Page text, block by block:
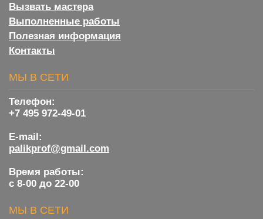
Вызвать мастера
Выполненные работы
Полезная информация
Контакты
МЫ В СЕТИ
МЫ В СЕТИ
Телефон:
+7 495 972-49-01
E-mail:
palikprof@gmail.com
Время работы:
с 8-00 до 22-00